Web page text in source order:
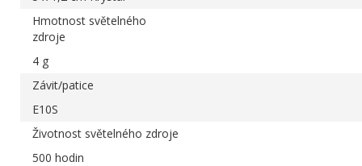
Hmotnost světelného
zdroje
4 g
Závit/patice
E10S
Životnost světelného zdroje
500 hodin